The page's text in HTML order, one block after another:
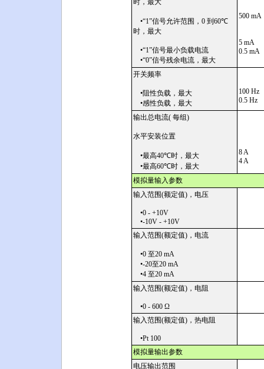
时，最大
•“1”信号允许范围，0 到60℃
时，最大
•“1”信号最小负载电流
•“0”信号残余电流，最大
500 mA
5 mA
0.5 mA
开关频率
•阻性负载，最大
•感性负载，最大
100 Hz
0.5 Hz
输出总电流( 每组)
水平安装位置
•最高40℃时，最大
•最高60℃时，最大
8 A
4 A
模拟量输入参数
输入范围(额定值)，电压
•0 - +10V
•-10V - +10V
输入范围(额定值)，电流
•0 至20 mA
•-20至20 mA
•4 至20 mA
输入范围(额定值)，电阻
•0 - 600 Ω
输入范围(额定值)，热电阻
•Pt 100
模拟量输出参数
电压输出范围